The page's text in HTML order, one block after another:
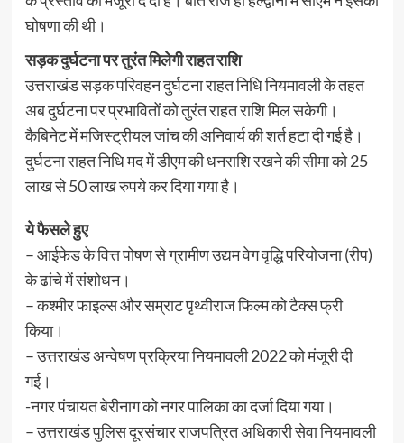
घोषणा की थी।
सड़क दुर्घटना पर तुरंत मिलेगी राहत राशि
उत्तराखंड सड़क परिवहन दुर्घटना राहत निधि नियमावली के तहत
अब दुर्घटना पर प्रभावितों को तुरंत राहत राशि मिल सकेगी।
कैबिनेट में मजिस्ट्रीयल जांच की अनिवार्य की शर्त हटा दी गई है।
दुर्घटना राहत निधि मद में डीएम की धनराशि रखने की सीमा को 25
लाख से 50 लाख रुपये कर दिया गया है।
ये फैसले हुए
– आईफेड के वित्त पोषण से ग्रामीण उद्यम वेग वृद्धि परियोजना (रीप)
के ढांचे में संशोधन।
– कश्मीर फाइल्स और सम्राट पृथ्वीराज फिल्म को टैक्स फ्री
किया।
– उत्तराखंड अन्वेषण प्रक्रिया नियमावली 2022 को मंजूरी दी
गई।
-नगर पंचायत बेरीनाग को नगर पालिका का दर्जा दिया गया।
– उत्तराखंड पुलिस दूरसंचार राजपत्रित अधिकारी सेवा नियमावली